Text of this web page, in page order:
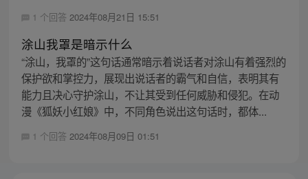
1 个回答 2024年08月21日 15:51
涂山我罩是暗示什么
“涂山，我罩的”这句话通常暗示着说话者对涂山有着强烈的
保护欲和掌控力，展现出说话者的霸气和自信，表明其有
能力且决心守护涂山，不让其受到任何威胁和侵犯。在动
漫《狐妖小红娘》中，不同角色说出这句话时，都体...
1 个回答 2024年08月09日 01:51